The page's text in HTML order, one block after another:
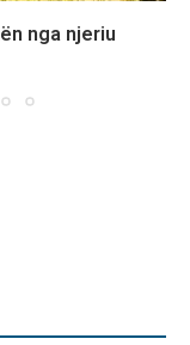
nga njeriu